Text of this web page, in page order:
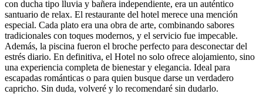
con ducha tipo lluvia y bañera independiente, era un auténtico
santuario de relax. El restaurante del hotel merece una mención
especial. Cada plato era una obra de arte, combinando sabores
tradicionales con toques modernos, y el servicio fue impecable.
Además, la piscina fueron el broche perfecto para desconectar del
estrés diario. En definitiva, el Hotel no solo ofrece alojamiento, sino
una experiencia completa de bienestar y elegancia. Ideal para
escapadas románticas o para quien busque darse un verdadero
capricho. Sin duda, volveré y lo recomendaré sin dudarlo.